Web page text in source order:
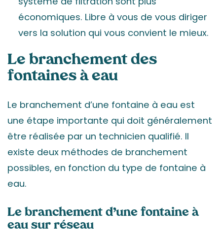
économiques. Libre à vous de vous diriger
vers la solution qui vous convient le mieux.
Le branchement des
fontaines à eau
Le branchement d’une fontaine à eau est
une étape importante qui doit généralement
être réalisée par un technicien qualifié. Il
existe deux méthodes de branchement
possibles, en fonction du type de fontaine à
eau.
Le branchement d’une fontaine à
eau sur réseau